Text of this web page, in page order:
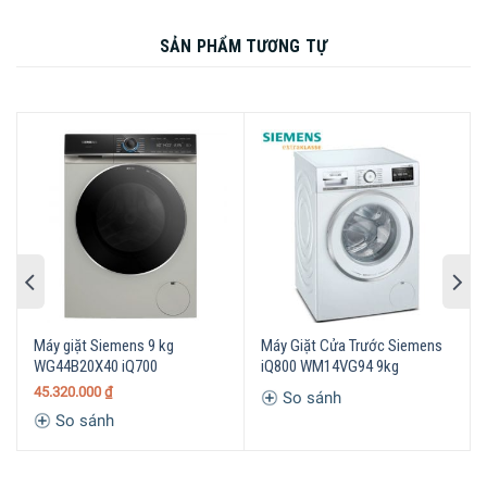
SẢN PHẨM TƯƠNG TỰ
Máy giặt Siemens 9 kg
WG44B20X40 iQ700
45.320.000 ₫
So sánh
Máy Giặt Cửa Trước Siemens
iQ800 WM14VG94 9kg
So sánh